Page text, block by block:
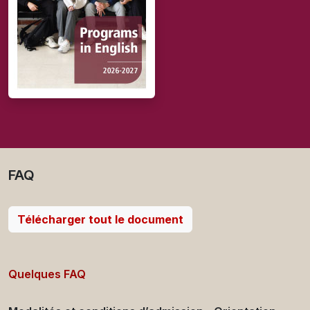
FAQ
Télécharger tout le document
Quelques FAQ